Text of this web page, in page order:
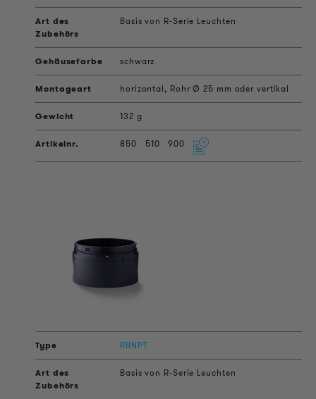
Basis von R-Serie Leuchten
schwarz
horizontal, Rohr Ø 25 mm oder vertikal
132 g
850 510 900
RBNPT
Basis von R-Serie Leuchten